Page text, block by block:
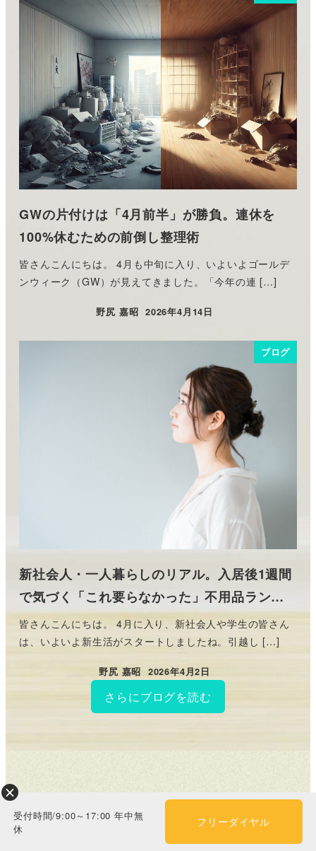
GWの片付けは「4月前半」が勝負。連休を
100%休むための前倒し整理術
皆さんこんにちは。 4月も中旬に入り、いよいよゴールデ
ンウィーク（GW）が見えてきました。「今年の連 […]
野尻 嘉昭
投稿日
2026年4月14日
ブログ
新社会人・一人暮らしのリアル。入居後1週間
で気づく「これ要らなかった」不用品ラン…
皆さんこんにちは。 4月に入り、新社会人や学生の皆さん
は、いよいよ新生活がスタートしましたね。引越し […]
野尻 嘉昭
投稿日
2026年4月2日
さらにブログを読む
テレビ東京
受付時間/9:00～17:00 年中無
休
フリーダイヤル